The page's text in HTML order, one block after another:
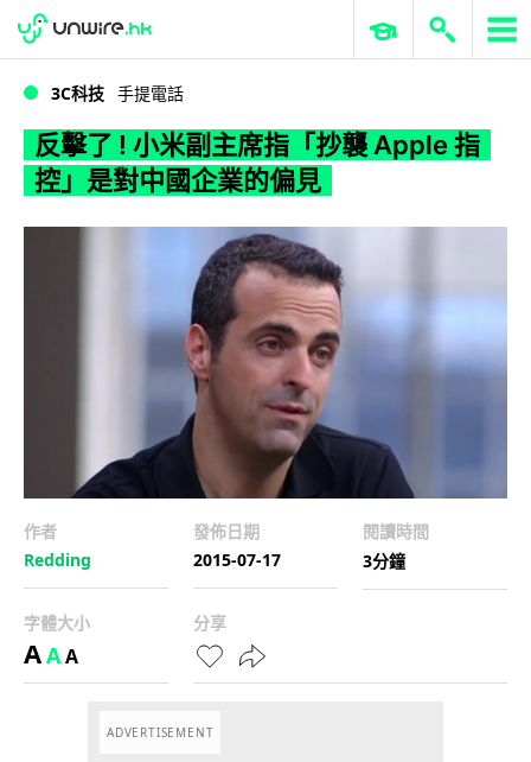
WWDC 2026 ERP 與商業 AI
3C科技 手提電話
反擊了 ! 小米副主席指「抄襲 Apple 指
控」是對中國企業的偏見
作者
Redding
發佈日期
2015-07-17
閱讀時間
3分鐘
字體大小
AAA
分享
ADVERTISEMENT